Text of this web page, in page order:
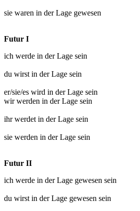
sie waren in der Lage gewesen
Futur I
ich werde in der Lage sein
du wirst in der Lage sein
er/sie/es wird in der Lage sein
wir werden in der Lage sein
ihr werdet in der Lage sein
sie werden in der Lage sein
Futur II
ich werde in der Lage gewesen sein
du wirst in der Lage gewesen sein